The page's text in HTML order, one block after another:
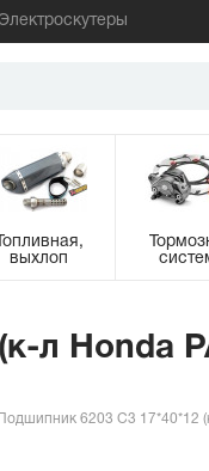
Электроскутеры
выхлоп
л Honda
Подшипник 6203 C3 17*40*12